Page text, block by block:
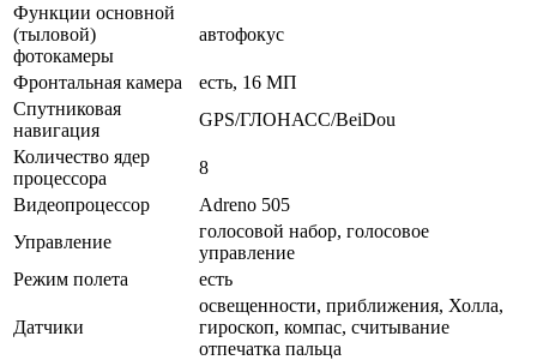
Функции основной
(тыловой)
фотокамеры
автофокус
Фронтальная камера
есть, 16 МП
Спутниковая
навигация
GPS/ГЛОНАСС/BeiDou
Количество ядер
процессора
8
Видеопроцессор
Adreno 505
Управление
голосовой набор, голосовое
управление
Режим полета
есть
Датчики
освещенности, приближения, Холла,
гироскоп, компас, считывание
отпечатка пальца